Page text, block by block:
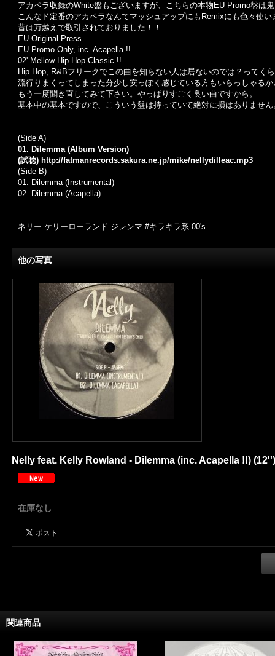
アカペラ収録のWhite盤もございますが、こちらの本物EU Promo盤は
こんなド定番のアカペラなんてマッシュアップにもRemixにも色々使
昔は万越えで取引されておりました！！
EU Original Press.
EU Promo Only, inc. Acapella !!
02' Mellow Hip Hop Classic !!
Hip Hop, R&Bフリークでこの曲を知らない人は居ないのでは？ってく
流行りまくってしまった分少し安っぽく感じている方もいらっしゃる
もう一度聞き直してみて下さい。やっぱりすごく良い曲ですから。
基本中の基本ですので、こういう盤は持っていて絶対に損はありません
(Side A)
01. Dilemma (Album Version)
(試聴) http://fatmanrecords.sakura.ne.jp/mike/nellydilleac.mp3
(Side B)
01. Dilemma (Instrumental)
02. Dilemma (Acapella)
ネリー ケリーローランド ジレンマ #キラキラ系 00's
他の写真
Nelly feat. Kelly Rowland - Dilemma (inc. Acapella !!)
在庫なし
関連商品